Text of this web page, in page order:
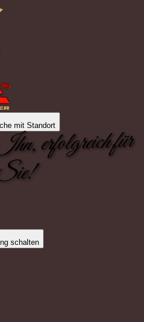
mit Standort
erfolgreich für
schalten